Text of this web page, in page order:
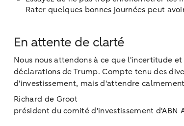
Rater quelques bonnes journées peut
En attente de clarté
Nous nous attendons à ce que l'incertitude
déclarations de Trump. Compte tenu des
d'investissement, mais d'attendre
Richard de Groot
président du comité d'investissement d'ABN